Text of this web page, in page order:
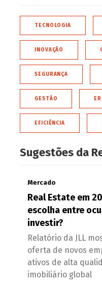
TECNOLOGIA
INOVAÇÃO
SEGURANÇA
GESTÃO
EFICIÊNCIA
Sugestões da
Mercado
Real Estate em
escolha entre
investir?
Relatório da JLL
oferta de novos
ativos de alta
imobiliário global